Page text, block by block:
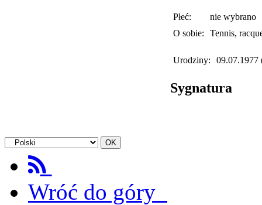
Płeć:
nie wybrano
O sobie:
Tennis,
Urodziny: 09.07.1977
Sygnatura
Wróć do góry